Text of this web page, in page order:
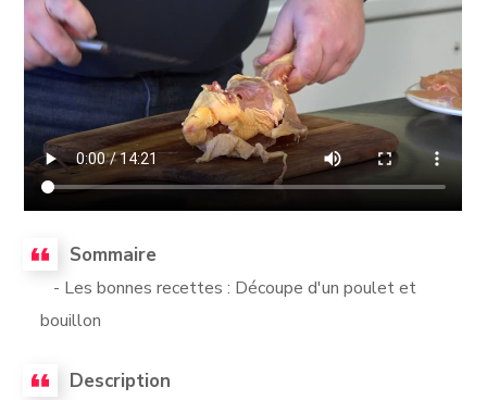
Sommaire
- Les bonnes recettes : Découpe d'un poulet et
bouillon
Description